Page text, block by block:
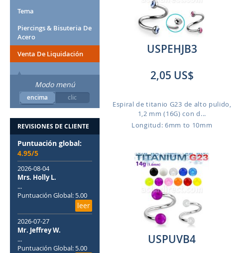
USPEHJB3
2,05 US$
Espiral de titanio G23 de alto pulido,
1,2 mm (16G) con d...
Longitud: 6mm to 10mm
USPUVB4
Tema
Piercings & Bisuteria De
Acero
Venta De Liquidación
Modo menú
encima clic
REVISIONES DE CLIENTE
Puntuación global:
4.95/5
2026-08-04
Mrs. Holly L.
...
Puntuación Global: 5.00
leer
2026-07-27
Mr. Jeffrey W.
...
Puntuación Global: 5.00